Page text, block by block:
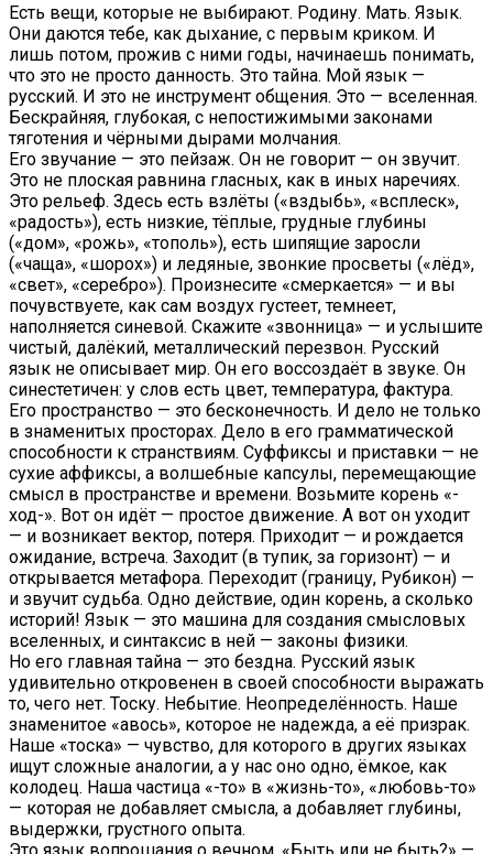
Есть вещи, которые не выбирают. Родину. Мать. Язык.
Они даются тебе, как дыхание, с первым криком. И
лишь потом, прожив с ними годы, начинаешь понимать,
что это не просто данность. Это тайна. Мой язык —
русский. И это не инструмент общения. Это — вселенная.
Бескрайняя, глубокая, с непостижимыми законами
тяготения и чёрными дырами молчания.
Его звучание — это пейзаж. Он не говорит — он звучит.
Это не плоская равнина гласных, как в иных наречиях.
Это рельеф. Здесь есть взлёты («вздыбь», «всплеск»,
«радость»), есть низкие, тёплые, грудные глубины
(«дом», «рожь», «тополь»), есть шипящие заросли
(«чаща», «шорох») и ледяные, звонкие просветы («лёд»,
«свет», «серебро»). Произнесите «смеркается» — и вы
почувствуете, как сам воздух густеет, темнеет,
наполняется синевой. Скажите «звонница» — и услышите
чистый, далёкий, металлический перезвон. Русский
язык не описывает мир. Он его воссоздаёт в звуке. Он
синестетичен: у слов есть цвет, температура, фактура.
Его пространство — это бесконечность. И дело не только
в знаменитых просторах. Дело в его грамматической
способности к странствиям. Суффиксы и приставки — не
сухие аффиксы, а волшебные капсулы, перемещающие
смысл в пространстве и времени. Возьмите корень «-
ход-». Вот он идёт — простое движение. А вот он уходит
— и возникает вектор, потеря. Приходит — и рождается
ожидание, встреча. Заходит (в тупик, за горизонт) — и
открывается метафора. Переходит (границу, Рубикон) —
и звучит судьба. Одно действие, один корень, а сколько
историй! Язык — это машина для создания смысловых
вселенных, и синтаксис в ней — законы физики.
Но его главная тайна — это бездна. Русский язык
удивительно откровенен в своей способности выражать
то, чего нет. Тоску. Небытие. Неопределённость. Наше
знаменитое «авось», которое не надежда, а её призрак.
Наше «тоска» — чувство, для которого в других языках
ищут сложные аналогии, а у нас оно одно, ёмкое, как
колодец. Наша частица «-то» в «жизнь-то», «любовь-то»
— которая не добавляет смысла, а добавляет глубины,
выдержки, грустного опыта.
Это язык вопрошания о вечном. «Быть или не быть?» —